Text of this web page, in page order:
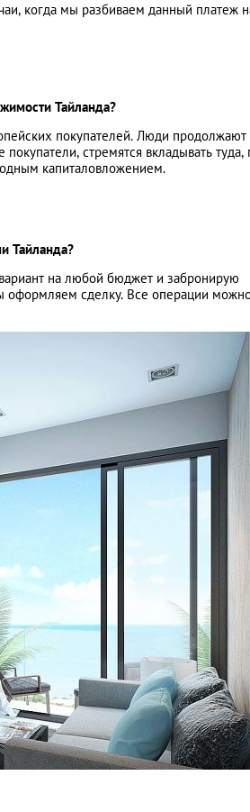
когда мы разбиваем данный платеж
Тайланда?
покупателей. Люди продолжают
стремятся вкладывать туда,
капиталовложением.
Тайланда?
на любой бюджет и забронирую
оформляем сделку. Все операции